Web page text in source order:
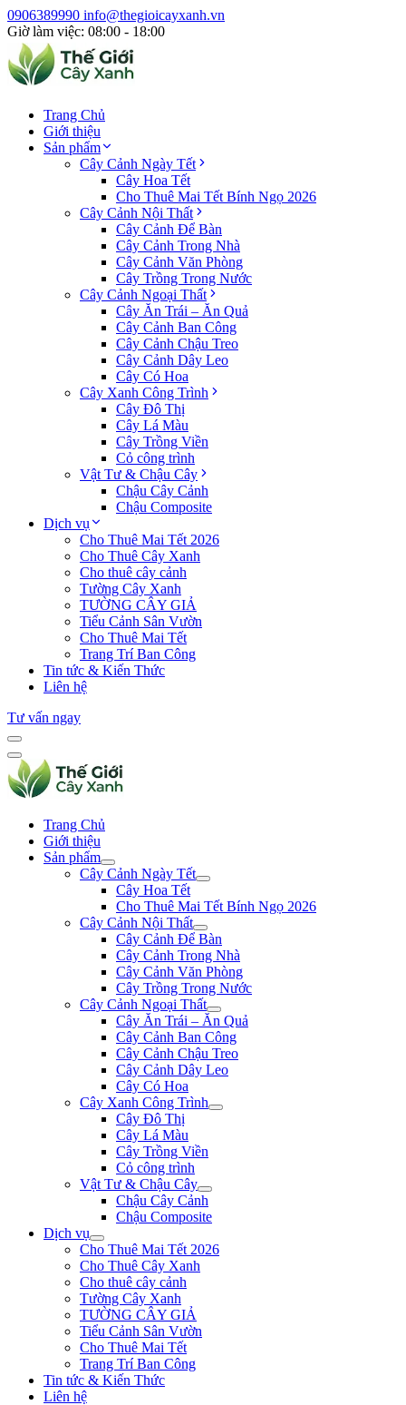
0906389990 info@thegioicayxanh.vn
Giờ làm việc: 08:00 - 18:00
Trang Chủ
Giới thiệu
Sản phẩm
Cây Cảnh Ngày Tết
Cây Hoa Tết
Cho Thuê Mai Tết Bính Ngọ 2026
Cây Cảnh Nội Thất
Cây Cảnh Để Bàn
Cây Cảnh Trong Nhà
Cây Cảnh Văn Phòng
Cây Trồng Trong Nước
Cây Cảnh Ngoại Thất
Cây Ăn Trái – Ăn Quả
Cây Cảnh Ban Công
Cây Cảnh Chậu Treo
Cây Cảnh Dây Leo
Cây Có Hoa
Cây Xanh Công Trình
Cây Đô Thị
Cây Lá Màu
Cây Trồng Viền
Cỏ công trình
Vật Tư & Chậu Cây
Chậu Cây Cảnh
Chậu Composite
Dịch vụ
Cho Thuê Mai Tết 2026
Cho Thuê Cây Xanh
Cho thuê cây cảnh
Tường Cây Xanh
TƯỜNG CÂY GIẢ
Tiểu Cảnh Sân Vườn
Cho Thuê Mai Tết
Trang Trí Ban Công
Tin tức & Kiến Thức
Liên hệ
Tư vấn ngay
Trang Chủ
Giới thiệu
Sản phẩm
Cây Cảnh Ngày Tết
Cây Hoa Tết
Cho Thuê Mai Tết Bính Ngọ 2026
Cây Cảnh Nội Thất
Cây Cảnh Để Bàn
Cây Cảnh Trong Nhà
Cây Cảnh Văn Phòng
Cây Trồng Trong Nước
Cây Cảnh Ngoại Thất
Cây Ăn Trái – Ăn Quả
Cây Cảnh Ban Công
Cây Cảnh Chậu Treo
Cây Cảnh Dây Leo
Cây Có Hoa
Cây Xanh Công Trình
Cây Đô Thị
Cây Lá Màu
Cây Trồng Viền
Cỏ công trình
Vật Tư & Chậu Cây
Chậu Cây Cảnh
Chậu Composite
Dịch vụ
Cho Thuê Mai Tết 2026
Cho Thuê Cây Xanh
Cho thuê cây cảnh
Tường Cây Xanh
TƯỜNG CÂY GIẢ
Tiểu Cảnh Sân Vườn
Cho Thuê Mai Tết
Trang Trí Ban Công
Tin tức & Kiến Thức
Liên hệ